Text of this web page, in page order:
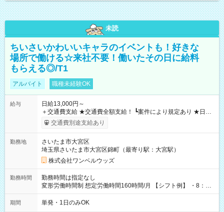
未読
ちいさいかわいいキャラのイベントも！好きな
場所で働ける☆来社不要！働いたその日に給料
もらえる◎/T1
アルバイト 職種未経験OK
給与
日給13,000円～
＋交通費支給 ★交通費全額支給！ ┗案件により規定あり ★日払
いOK！（規定あり） ┗働いたその日に現金GET♪ お仕事後はコ
ンビニATMから 日払い分を引き落とせます！ 【試用期間】試
交通費別途支給あり
勤務地
さいたま市大宮区
埼玉県さいたま市大宮区錦町（最寄り駅：大宮駅）
株式会社ワンベルウッズ
勤務時間
勤務時間は指定なし
変形労働時間制 想定労働時間160時間/月 【シフト例】 ・8：00
～21：00
期間 単発・1日のみOK